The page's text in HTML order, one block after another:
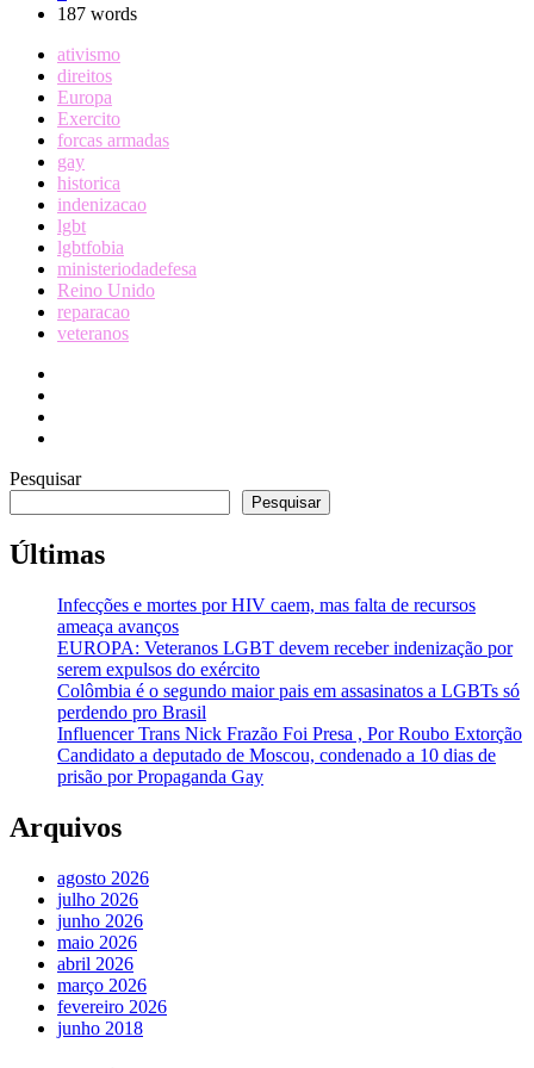
187 words
ativismo
direitos
Europa
Exercito
forcas armadas
gay
historica
indenizacao
lgbt
lgbtfobia
ministeriodadefesa
Reino Unido
reparacao
veteranos
Pesquisar
Pesquisar
Últimas
Infecções e mortes por HIV caem, mas falta de recursos
ameaça avanços
EUROPA: Veteranos LGBT devem receber indenização por
serem expulsos do exército
Colômbia é o segundo maior pais em assasinatos a LGBTs só
perdendo pro Brasil
Influencer Trans Nick Frazão Foi Presa , Por Roubo Extorção
Candidato a deputado de Moscou, condenado a 10 dias de
prisão por Propaganda Gay
Arquivos
agosto 2026
julho 2026
junho 2026
maio 2026
abril 2026
março 2026
fevereiro 2026
junho 2018